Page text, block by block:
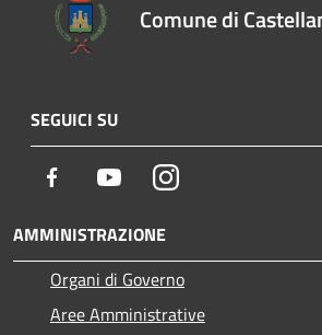
Comune di
SEGUICI SU
Facebook YoutubeInstagram
AMMINISTRAZIONE
Organi di Governo
Aree Amministrative